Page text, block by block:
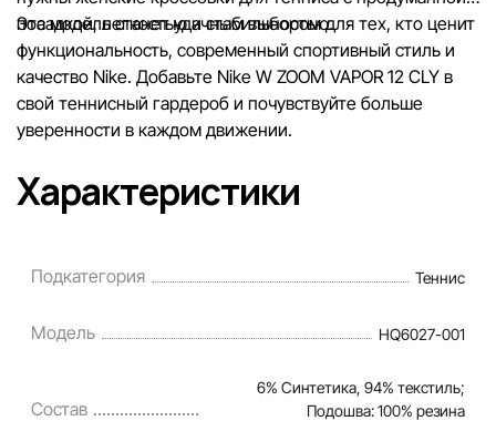
посадкой, легкостью и стабильностью.
Эта модель станет удачным выбором для тех, кто ценит
функциональность, современный спортивный стиль и
качество Nike. Добавьте Nike W ZOOM VAPOR 12 CLY в
свой теннисный гардероб и почувствуйте больше
уверенности в каждом движении.
Характеристики
Подкатегория Теннис
Модель HQ6027-001
Состав
6% Синтетика, 94% текстиль;
Подошва: 100% резина